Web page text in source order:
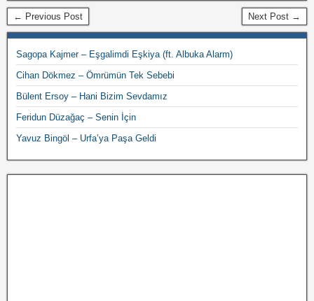
← Previous Post Next Post →
Sagopa Kajmer – Eşgalimdi Eşkiya (ft. Albuka Alarm)
Cihan Dökmez – Ömrümün Tek Sebebi
Bülent Ersoy – Hani Bizim Sevdamız
Feridun Düzağaç – Senin İçin
Yavuz Bingöl – Urfa’ya Paşa Geldi